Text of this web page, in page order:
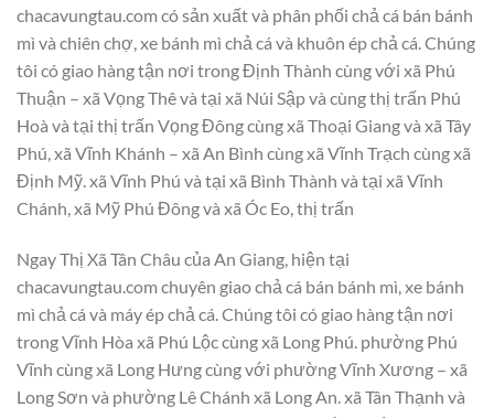
chacavungtau.com có sản xuất và phân phối chả cá bán bánh
mì và chiên chợ, xe bánh mì chả cá và khuôn ép chả cá. Chúng
tôi có giao hàng tận nơi trong Định Thành cùng với xã Phú
Thuận – xã Vọng Thê và tại xã Núi Sập và cùng thị trấn Phú
Hoà và tại thị trấn Vọng Đông cùng xã Thoại Giang và xã Tây
Phú, xã Vĩnh Khánh – xã An Bình cùng xã Vĩnh Trạch cùng xã
Định Mỹ. xã Vĩnh Phú và tại xã Bình Thành và tại xã Vĩnh
Chánh, xã Mỹ Phú Đông và xã Óc Eo, thị trấn
Ngay Thị Xã Tân Châu của An Giang, hiện tại
chacavungtau.com chuyên giao chả cá bán bánh mì, xe bánh
mì chả cá và máy ép chả cá. Chúng tôi có giao hàng tận nơi
trong Vĩnh Hòa xã Phú Lộc cùng xã Long Phú. phường Phú
Vĩnh cùng xã Long Hưng cùng với phường Vĩnh Xương – xã
Long Sơn và phường Lê Chánh xã Long An. xã Tân Thạnh và